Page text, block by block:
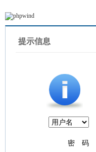
提示信息
密 码